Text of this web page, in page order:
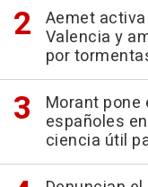
Aemet
Valencia y
por
Morant
españoles
ciencia útil